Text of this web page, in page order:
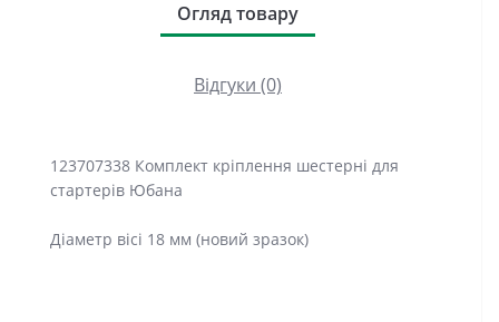
Огляд товару
Відгуки (0)
123707338 Комплект кріплення шестерні для
стартерів Юбана
Діаметр вісі 18 мм (новий зразок)